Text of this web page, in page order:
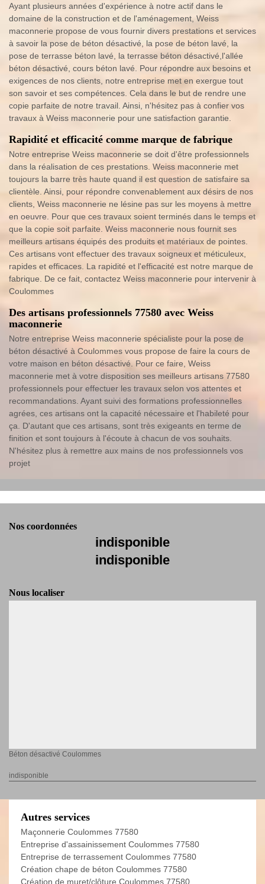
Ayant plusieurs années d'expérience à notre actif dans le
domaine de la construction et de l'aménagement, Weiss
maconnerie propose de vous fournir divers prestations et services
à savoir la pose de béton désactivé, la pose de béton lavé, la
pose de terrasse béton lavé, la terrasse béton désactivé,l'allée
béton désactivé, cours béton lavé. Pour répondre aux besoins et
exigences de nos clients, notre entreprise met en exergue tout
son savoir et ses compétences. Cela dans le but de rendre une
copie parfaite de notre travail. Ainsi, n'hésitez pas à confier vos
travaux à Weiss maconnerie pour une satisfaction garantie.
Rapidité et efficacité comme marque de fabrique
Notre entreprise Weiss maconnerie se doit d'être professionnels
dans la réalisation de ces prestations. Weiss maconnerie met
toujours la barre très haute quand il est question de satisfaire sa
clientèle. Ainsi, pour répondre convenablement aux désirs de nos
clients, Weiss maconnerie ne lésine pas sur les moyens à mettre
en oeuvre. Pour que ces travaux soient terminés dans le temps et
que la copie soit parfaite. Weiss maconnerie nous fournit ses
meilleurs artisans équipés des produits et matériaux de pointes.
Ces artisans vont effectuer des travaux soigneux et méticuleux,
rapides et efficaces. La rapidité et l'efficacité est notre marque de
fabrique. De ce fait, contactez Weiss maconnerie pour intervenir à
Coulommes
Des artisans professionnels 77580 avec Weiss
maconnerie
Notre entreprise Weiss maconnerie spécialiste pour la pose de
béton désactivé à Coulommes vous propose de faire la cours de
votre maison en béton désactivé. Pour ce faire, Weiss
maconnerie met à votre disposition ses meilleurs artisans 77580
professionnels pour effectuer les travaux selon vos attentes et
recommandations. Ayant suivi des formations professionnelles
agrées, ces artisans ont la capacité nécessaire et l'habileté pour
ça. D'autant que ces artisans, sont très exigeants en terme de
finition et sont toujours à l'écoute à chacun de vos souhaits.
N'hésitez plus à remettre aux mains de nos professionnels vos
projet
Nos coordonnées
indisponible
indisponible
Nous localiser
Béton désactivé Coulommes
indisponible
Autres services
Maçonnerie Coulommes 77580
Entreprise d'assainissement Coulommes 77580
Entreprise de terrassement Coulommes 77580
Création chape de béton Coulommes 77580
Création de muret/clôture Coulommes 77580